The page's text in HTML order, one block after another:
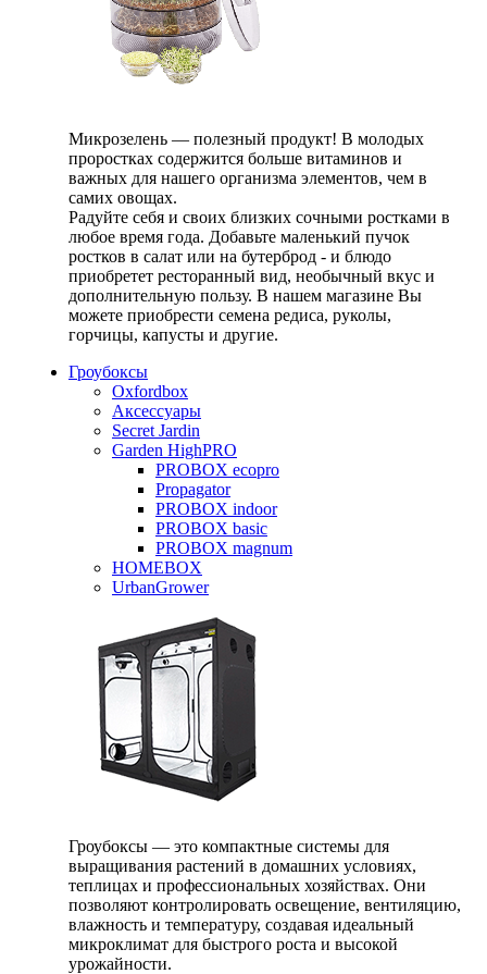
Микрозелень — полезный продукт! В молодых
проростках содержится больше витаминов и
важных для нашего организма элементов, чем в
самих овощах.
Радуйте себя и своих близких сочными ростками в
любое время года. Добавьте маленький пучок
ростков в салат или на бутерброд - и блюдо
приобретет ресторанный вид, необычный вкус и
дополнительную пользу. В нашем магазине Вы
можете приобрести семена редиса, руколы,
горчицы, капусты и другие.
Гроубоксы
Oxfordbox
Аксессуары
Secret Jardin
Garden HighPRO
PROBOX ecopro
Propagator
PROBOX indoor
PROBOX basic
PROBOX magnum
HOMEBOX
UrbanGrower
Гроубоксы — это компактные системы для
выращивания растений в домашних условиях,
теплицах и профессиональных хозяйствах. Они
позволяют контролировать освещение, вентиляцию,
влажность и температуру, создавая идеальный
микроклимат для быстрого роста и высокой
урожайности.